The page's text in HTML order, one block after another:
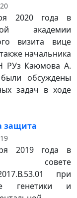
2020 года в
академии
визита вице
начальника
РУз Каюмова А.
обсуждены
задач в ходе
защита
2019 года в
совете
при
генетики и